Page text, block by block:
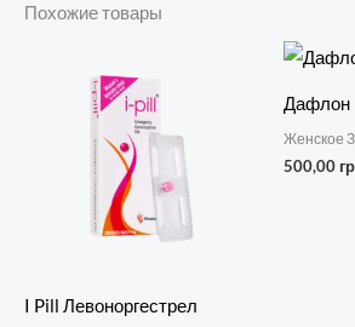
Похожие товары
I Pill Левоноргестрел
Дафлон
Женское
500,00